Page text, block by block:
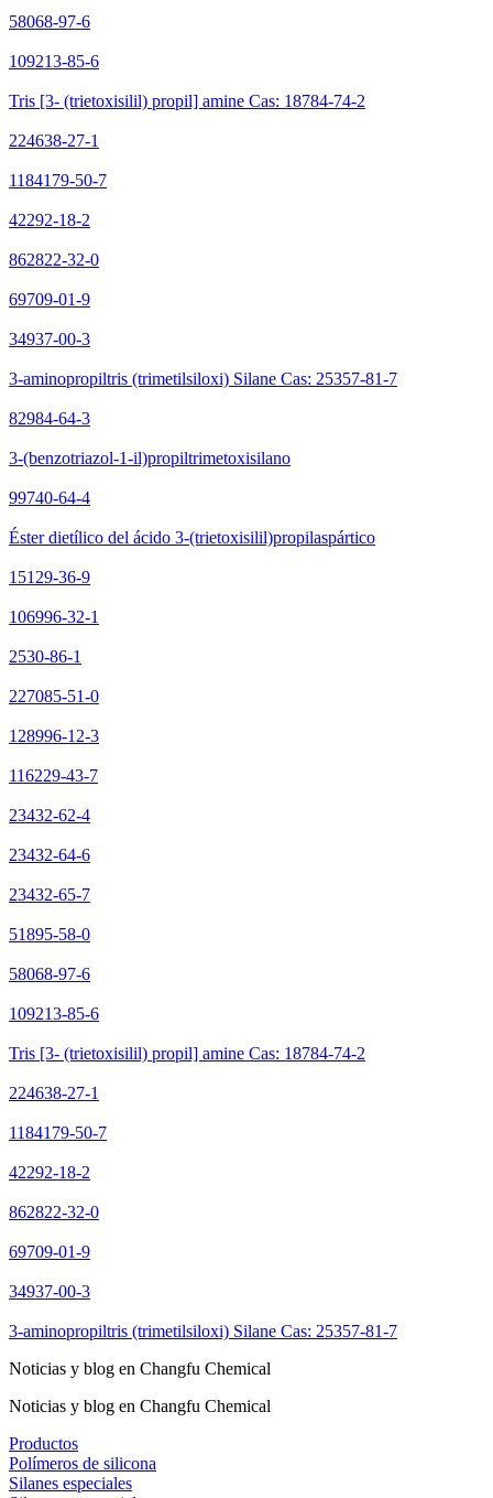
58068-97-6
109213-85-6
Tris [3- (trietoxisilil) propil] amine Cas: 18784-74-2
224638-27-1
1184179-50-7
42292-18-2
862822-32-0
69709-01-9
34937-00-3
3-aminopropiltris (trimetilsiloxi) Silane Cas: 25357-81-7
82984-64-3
3-(benzotriazol-1-il)propiltrimetoxisilano
99740-64-4
Éster dietílico del ácido 3-(trietoxisilil)propilaspártico
15129-36-9
106996-32-1
2530-86-1
227085-51-0
128996-12-3
116229-43-7
23432-62-4
23432-64-6
23432-65-7
51895-58-0
58068-97-6
109213-85-6
Tris [3- (trietoxisilil) propil] amine Cas: 18784-74-2
224638-27-1
1184179-50-7
42292-18-2
862822-32-0
69709-01-9
34937-00-3
3-aminopropiltris (trimetilsiloxi) Silane Cas: 25357-81-7
Noticias y blog en Changfu Chemical
Noticias y blog en Changfu Chemical
Productos
Polímeros de silicona
Silanes especiales